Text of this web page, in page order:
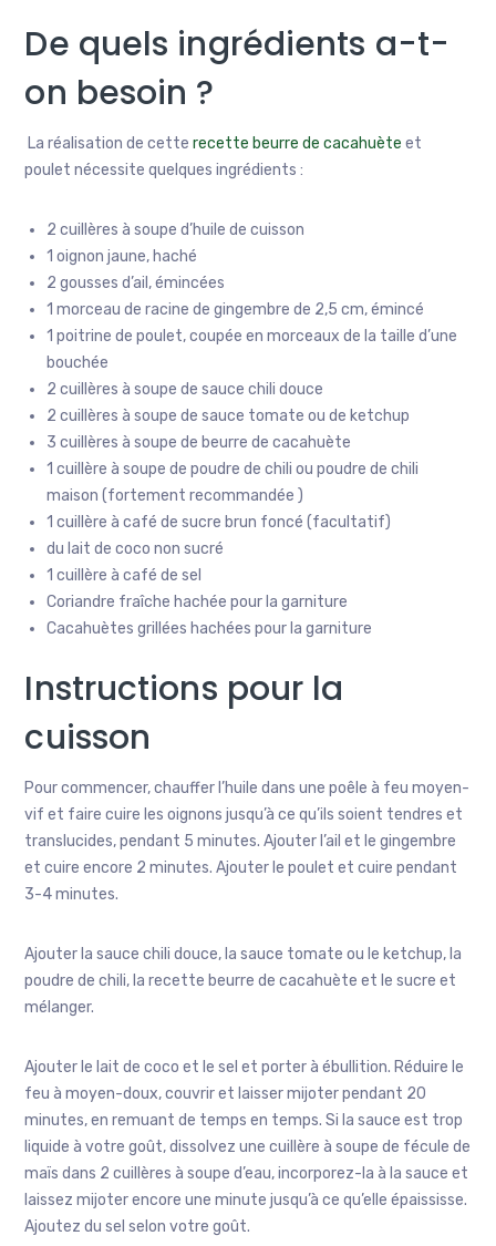
De quels ingrédients a-t-
on besoin ?
La réalisation de cetterecette beurre de cacahuète et
poulet nécessite quelques ingrédients :
2 cuillères à soupe d’huile de cuisson
1 oignon jaune, haché
2 gousses d’ail, émincées
1 morceau de racine de gingembre de 2,5 cm, émincé
1 poitrine de poulet, coupée en morceaux de la taille d’une
bouchée
2 cuillères à soupe de sauce chili douce
2 cuillères à soupe de sauce tomate ou de ketchup
3 cuillères à soupe de beurre de cacahuète
1 cuillère à soupe de poudre de chili ou poudre de chili
maison (fortement recommandée )
1 cuillère à café de sucre brun foncé (facultatif)
du lait de coco non sucré
1 cuillère à café de sel
Coriandre fraîche hachée pour la garniture
Cacahuètes grillées hachées pour la garniture
Instructions pour la
cuisson
Pour commencer, chauffer l’huile dans une poêle à feu moyen-
vif et faire cuire les oignons jusqu’à ce qu’ils soient tendres et
translucides, pendant 5 minutes. Ajouter l’ail et le gingembre
et cuire encore 2 minutes. Ajouter le poulet et cuire pendant
3-4 minutes.
Ajouter la sauce chili douce, la sauce tomate ou le ketchup, la
poudre de chili, la recette beurre de cacahuète et le sucre et
mélanger.
Ajouter le lait de coco et le sel et porter à ébullition. Réduire le
feu à moyen-doux, couvrir et laisser mijoter pendant 20
minutes, en remuant de temps en temps. Si la sauce est trop
liquide à votre goût, dissolvez une cuillère à soupe de fécule de
maïs dans 2 cuillères à soupe d’eau, incorporez-la à la sauce et
laissez mijoter encore une minute jusqu’à ce qu’elle épaississe.
Ajoutez du sel selon votre goût.